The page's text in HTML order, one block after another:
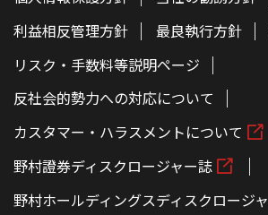
利益相反管理方針
最良執行方針
リスク・手数料等説明ページ
反社会的勢力への対応について
カスタマー・ハラスメントについて
野村證券ディスクロージャー誌
野村ホールディングスディスクロージ